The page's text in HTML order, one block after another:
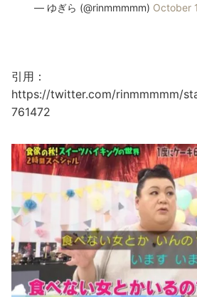
— ゆぎら (@rinmmmmm) October
引用：
https://twitter.com/rinmmmmm/
761472